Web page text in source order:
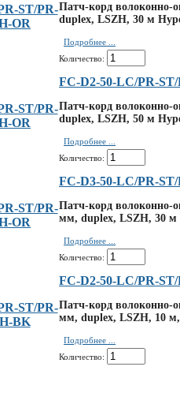
Патч-корд волоконно-
duplex, LSZH, 30 м
Подробнее ...
Количество:
FC-D2-50-LC/PR-
Патч-корд волоконно-
duplex, LSZH, 50 м
Подробнее ...
Количество:
FC-D3-50-LC/PR-
Патч-корд волоконно-
мм, duplex, LSZH, 30 м
Подробнее ...
Количество:
FC-D2-50-LC/PR-
Патч-корд волоконно-
мм, duplex, LSZH, 10
Подробнее ...
Количество: